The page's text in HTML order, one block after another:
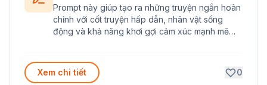
Prompt này giúp tạo ra những truyện ngắn hoàn
chỉnh với cốt truyện hấp dẫn, nhân vật sống
động và khả năng khơi gợi cảm xúc mạnh mẽ
Xem chi tiết
0